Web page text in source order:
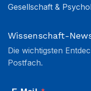
Gesellschaft &
Wissenschaft-
Die wichtigsten
Postfach.